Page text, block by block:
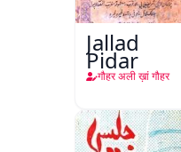
Jallad
Pidar
गौहर अली ख़ां गौहर